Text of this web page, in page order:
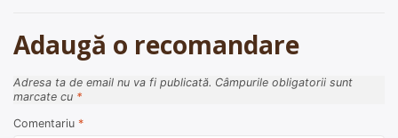
Adaugă o recomandare
Adresa ta de email nu va fi publicată. Câmpurile obligatorii sunt
marcate cu *
Comentariu *